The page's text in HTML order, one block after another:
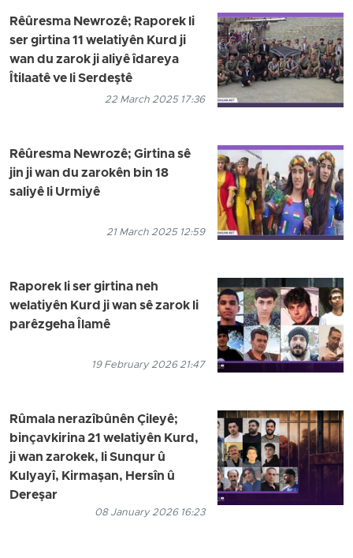
Rêûresma Newrozê; Raporek li
ser girtina 11 welatiyên Kurd ji
wan du zarok ji aliyê îdareya
Îtilaatê ve li Serdeştê
22 March 2025 17:36
Rêûresma Newrozê; Girtina sê
jin ji wan du zarokên bin 18
saliyê li Urmiyê
21 March 2025 12:59
Raporek li ser girtina neh
welatiyên Kurd ji wan sê zarok li
parêzgeha Îlamê
19 February 2026 21:47
Rûmala nerazîbûnên Çileyê;
binçavkirina 21 welatiyên Kurd,
ji wan zarokek, li Sunqur û
Kulyayî, Kirmaşan, Hersîn û
Dereşar
08 January 2026 16:23